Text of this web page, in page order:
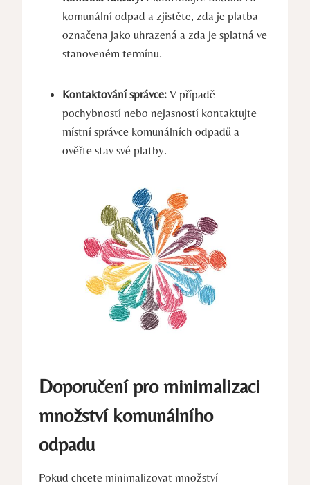
komunální odpad a zjistěte, zda je platba
označena jako uhrazená a zda je splatná ve
stanoveném termínu.
Kontaktování správce: V případě
pochybností nebo nejasností kontaktujte
místní správce komunálních odpadů a
ověřte stav své platby.
Doporučení pro minimalizaci
množství komunálního
odpadu
Pokud chcete minimalizovat množství